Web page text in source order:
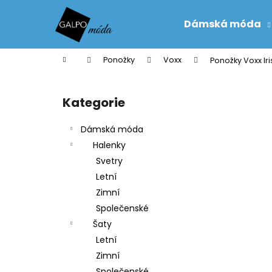
Dámská móda
Domů Ponožky Voxx Ponožky Voxx
Přeskočit
kategorie
Kategorie
Dámská móda
Halenky
Svetry
Letní
Zimní
Společenské
Šaty
Letní
Zimní
í
Zpět
do
Zpět
do